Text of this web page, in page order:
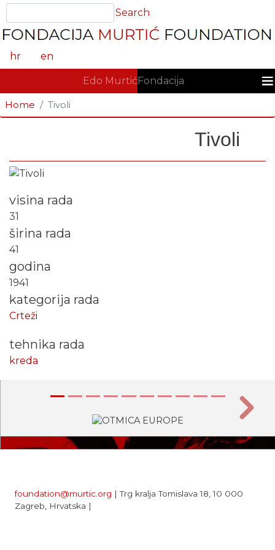
Skoči
glavni
Search
hr en
GLAVNA NAVIGACIJA
Edo MurtićFondacija
Home Tivoli
Tivoli
Fotografija
visina rada
31
širina rada
41
godina
1941
kategorija rada
Crteži
tehnika rada
kreda
foundation@murtic.org | Trg kralja Tomislava 18, 10 000
Zagreb, Hrvatska |